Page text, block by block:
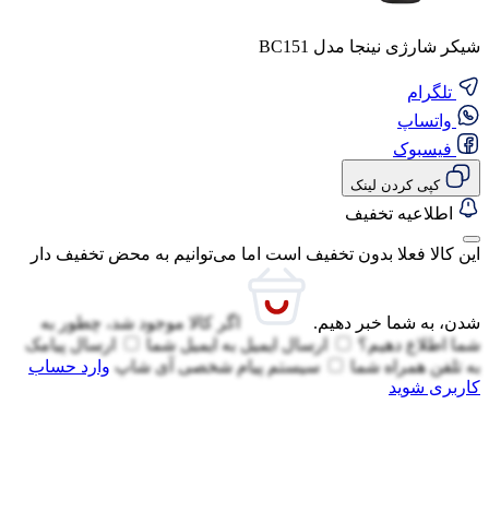
شیکر شارژی نینجا مدل BC151
تلگرام
واتساپ
فیسبوک
کپی کردن لینک
اطلاعیه تخفیف
این کالا فعلا بدون تخفیف است اما می‌توانیم به محض تخفیف دار
شدن، به شما خبر دهیم.
اگر کالا موجود شد، چطور به
شما اطلاع دهیم؟
ارسال ایمیل به ایمیل شما
ارسال پیامک
به تلفن همراه شما سیستم پیام شخصی آی شاپ وارد حساب
کاربری شوید